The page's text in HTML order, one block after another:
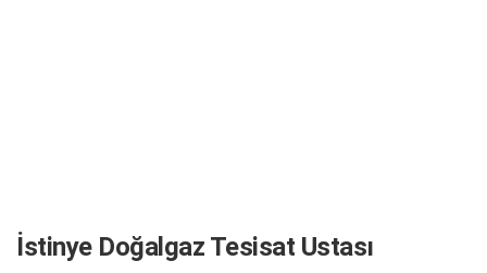
İstinye Doğalgaz Tesisat Ustası